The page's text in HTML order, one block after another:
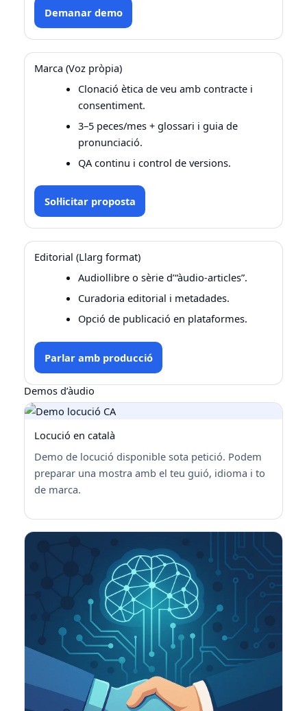
Demanar demo
Marca (Voz pròpia)
Clonació ètica de veu amb contracte i
consentiment.
3–5 peces/mes + glossari i guia de
pronunciació.
QA continu i control de versions.
Sol·licitar proposta
Editorial (Llarg format)
Audiollibre o sèrie d’“àudio-articles”.
Curadoria editorial i metadades.
Opció de publicació en plataformes.
Parlar amb producció
Demos d’àudio
Locució en català
Demo de locució disponible sota petició. Podem
preparar una mostra amb el teu guió, idioma i to
de marca.